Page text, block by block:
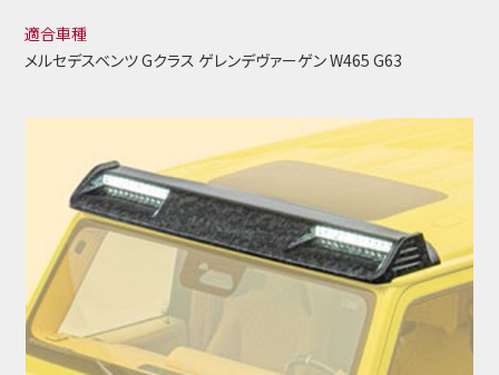
適合車種
メルセデスベンツ Gクラス ゲレンデヴァーゲン W465 G63